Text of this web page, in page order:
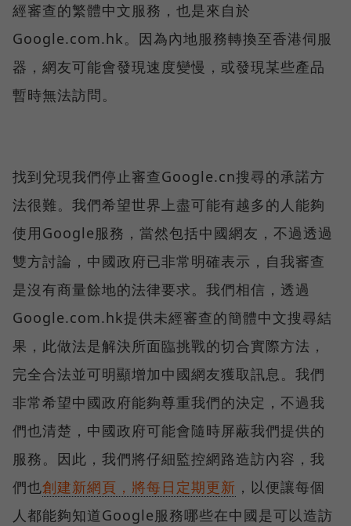
經審查的繁體中文服務，也是來自於
Google.com.hk。因為內地服務轉換至香港伺服
器，網友可能會發現速度變慢，或發現某些產品
暫時無法訪問。
找到兌現我們停止審查Google.cn搜尋的承諾方
法很難。我們希望世界上盡可能有越多的人能夠
使用Google服務，當然包括中國網友，不過透過
雙方討論，中國政府已非常明確表示，自我審查
是沒有商量餘地的法律要求。我們相信，透過
Google.com.hk提供未經審查的簡體中文搜尋結
果，此做法是解決所面臨挑戰的切合實際方法，
完全合法並可明顯增加中國網友獲取訊息。我們
非常希望中國政府能夠尊重我們的決定，不過我
們也清楚，中國政府可能會隨時屏蔽我們提供的
服務。因此，我們將仔細監控網路造訪內容，我
們也創建新網頁，將每日定期更新 ，以便讓每個
人都能夠知道Google服務哪些在中國是可以造訪